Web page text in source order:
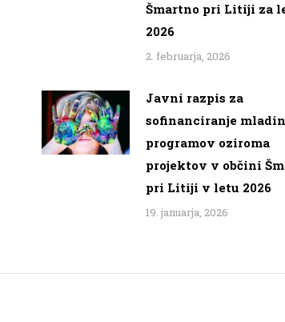
Šmartno pri Litiji za
2026
2. februarja, 2026
Javni razpis za
sofinanciranje
programov oziroma
projektov v občini
pri Litiji v letu 2026
19. januarja, 2026